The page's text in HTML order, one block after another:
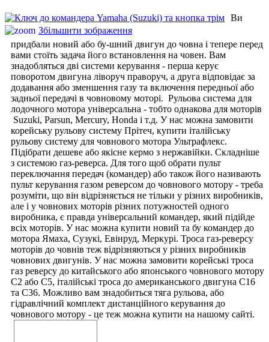
Збільшити зображення
Ви
придбали новий або бу-шний двигун до човна і тепере перед
вами стоїть задача його встановлення на човен. Вам
знадобляться дві системи керування - перша керує
поворотом двигуна ліворуч праворуч, а друга відповідає за
додавання або зменшення газу та включення передньої або
задньої передачі в човновому моторі. Рульова система для
лодочного мотора універсальна - тобто однакова для моторів
Suzuki, Parsun, Mercury, Honda і т.д. У нас можна замовити
корейську рульову систему Прітеч, купити італійську
рульову систему для човнового мотора Ультрафлекс.
Підібрати дешеве або якісне кермо з нержавійки. Складніше
з системою газ-реверса. Для того щоб обрати пульт
переключання передач (командер) або також його називають
пульт керування газом реверсом до човнового мотору - треба
розуміти, що він відрізняється не тільки у різних виробників,
але і у човнових моторів різних потужностей одного
виробника, є правда універсальний командер, який підійде
всіх моторів. У нас можна купити новий та бу командер до
мотора Ямаха, Сузукі, Евінруд, Меркурі. Троса газ-реверсу
моторів до човнів теж відрізняються у різних виробників
човнових двигунів. У нас можна замовити корейські троса
газ реверсу до китайського або японського човнового мотору
С2 або С5, італійські троса до американського двигуна С16
та С36. Можливо вам знадобиться тяга рульова, або
гідравлічний комплект дистанційного керування до
човнового мотору - це теж можна купити на нашому сайті.